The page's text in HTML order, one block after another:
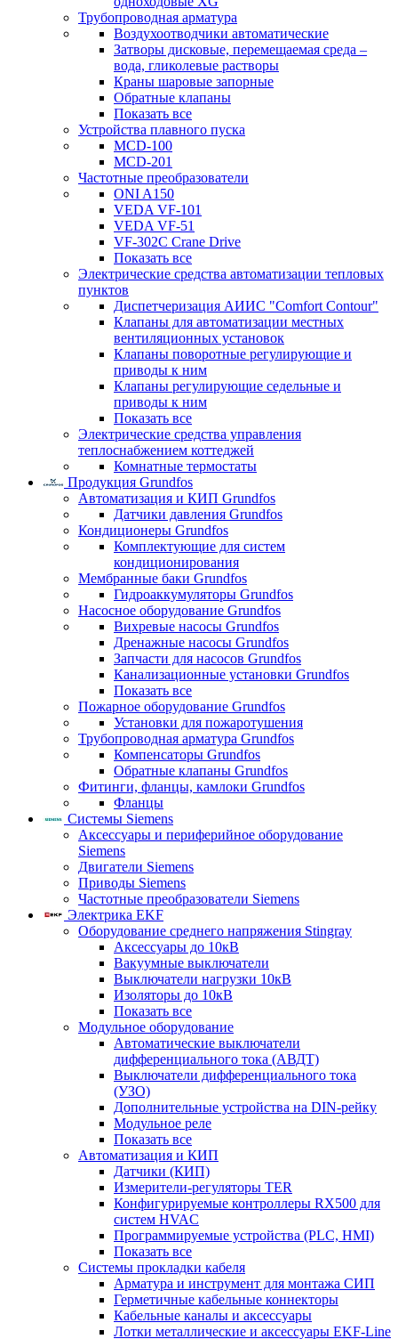
Трубопроводная арматура
Воздухоотводчики автоматические
Затворы дисковые, перемещаемая среда –
вода, гликолевые растворы
Краны шаровые запорные
Обратные клапаны
Показать все
Устройства плавного пуска
MCD-100
MCD-201
Частотные преобразователи
ONI A150
VEDA VF-101
VEDA VF-51
VF-302C Crane Drive
Показать все
Электрические средства автоматизации тепловых
пунктов
Диспетчеризация АИИС "Comfort Contour"
Клапаны для автоматизации местных
вентиляционных установок
Клапаны поворотные регулирующие и
приводы к ним
Клапаны регулирующие седельные и
приводы к ним
Показать все
Электрические средства управления
теплоснабжением коттеджей
Комнатные термостаты
Продукция Grundfos
Автоматизация и КИП Grundfos
Датчики давления Grundfos
Кондиционеры Grundfos
Комплектующие для систем
кондиционирования
Мембранные баки Grundfos
Гидроаккумуляторы Grundfos
Насосное оборудование Grundfos
Вихревые насосы Grundfos
Дренажные насосы Grundfos
Запчасти для насосов Grundfos
Канализационные установки Grundfos
Показать все
Пожарное оборудование Grundfos
Установки для пожаротушения
Трубопроводная арматура Grundfos
Компенсаторы Grundfos
Обратные клапаны Grundfos
Фитинги, фланцы, камлоки Grundfos
Фланцы
Системы Siemens
Аксессуары и периферийное оборудование
Siemens
Двигатели Siemens
Приводы Siemens
Частотные преобразователи Siemens
Электрика EKF
Оборудование среднего напряжения Stingray
Аксессуары до 10кВ
Вакуумные выключатели
Выключатели нагрузки 10кВ
Изоляторы до 10кВ
Показать все
Модульное оборудование
Автоматические выключатели
дифференциального тока (АВДТ)
Выключатели дифференциального тока
(УЗО)
Дополнительные устройства на DIN-рейку
Модульное реле
Показать все
Автоматизация и КИП
Датчики (КИП)
Измерители-регуляторы TER
Конфигурируемые контроллеры RX500 для
систем HVAC
Программируемые устройства (PLC, HMI)
Показать все
Системы прокладки кабеля
Арматура и инструмент для монтажа СИП
Герметичные кабельные коннекторы
Кабельные каналы и аксессуары
Лотки металлические и аксессуары EKF-Line